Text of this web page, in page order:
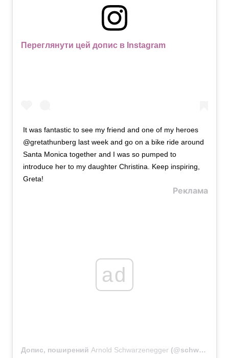
Переглянути цей допис в Instagram
It was fantastic to see my friend and one of my heroes
@gretathunberg last week and go on a bike ride around
Santa Monica together and I was so pumped to
introduce her to my daughter Christina. Keep inspiring,
Greta!
Реклама
ad
Допис, поширений Arnold Schwarzenegger (@schwarzenegger)